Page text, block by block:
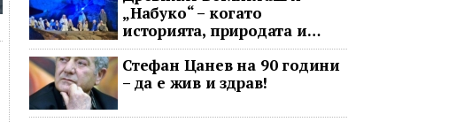
„Набуко“ – когато
историята, природата и
операта говорят на един
език
Стефан Цанев на 90 години
– да е жив и здрав!